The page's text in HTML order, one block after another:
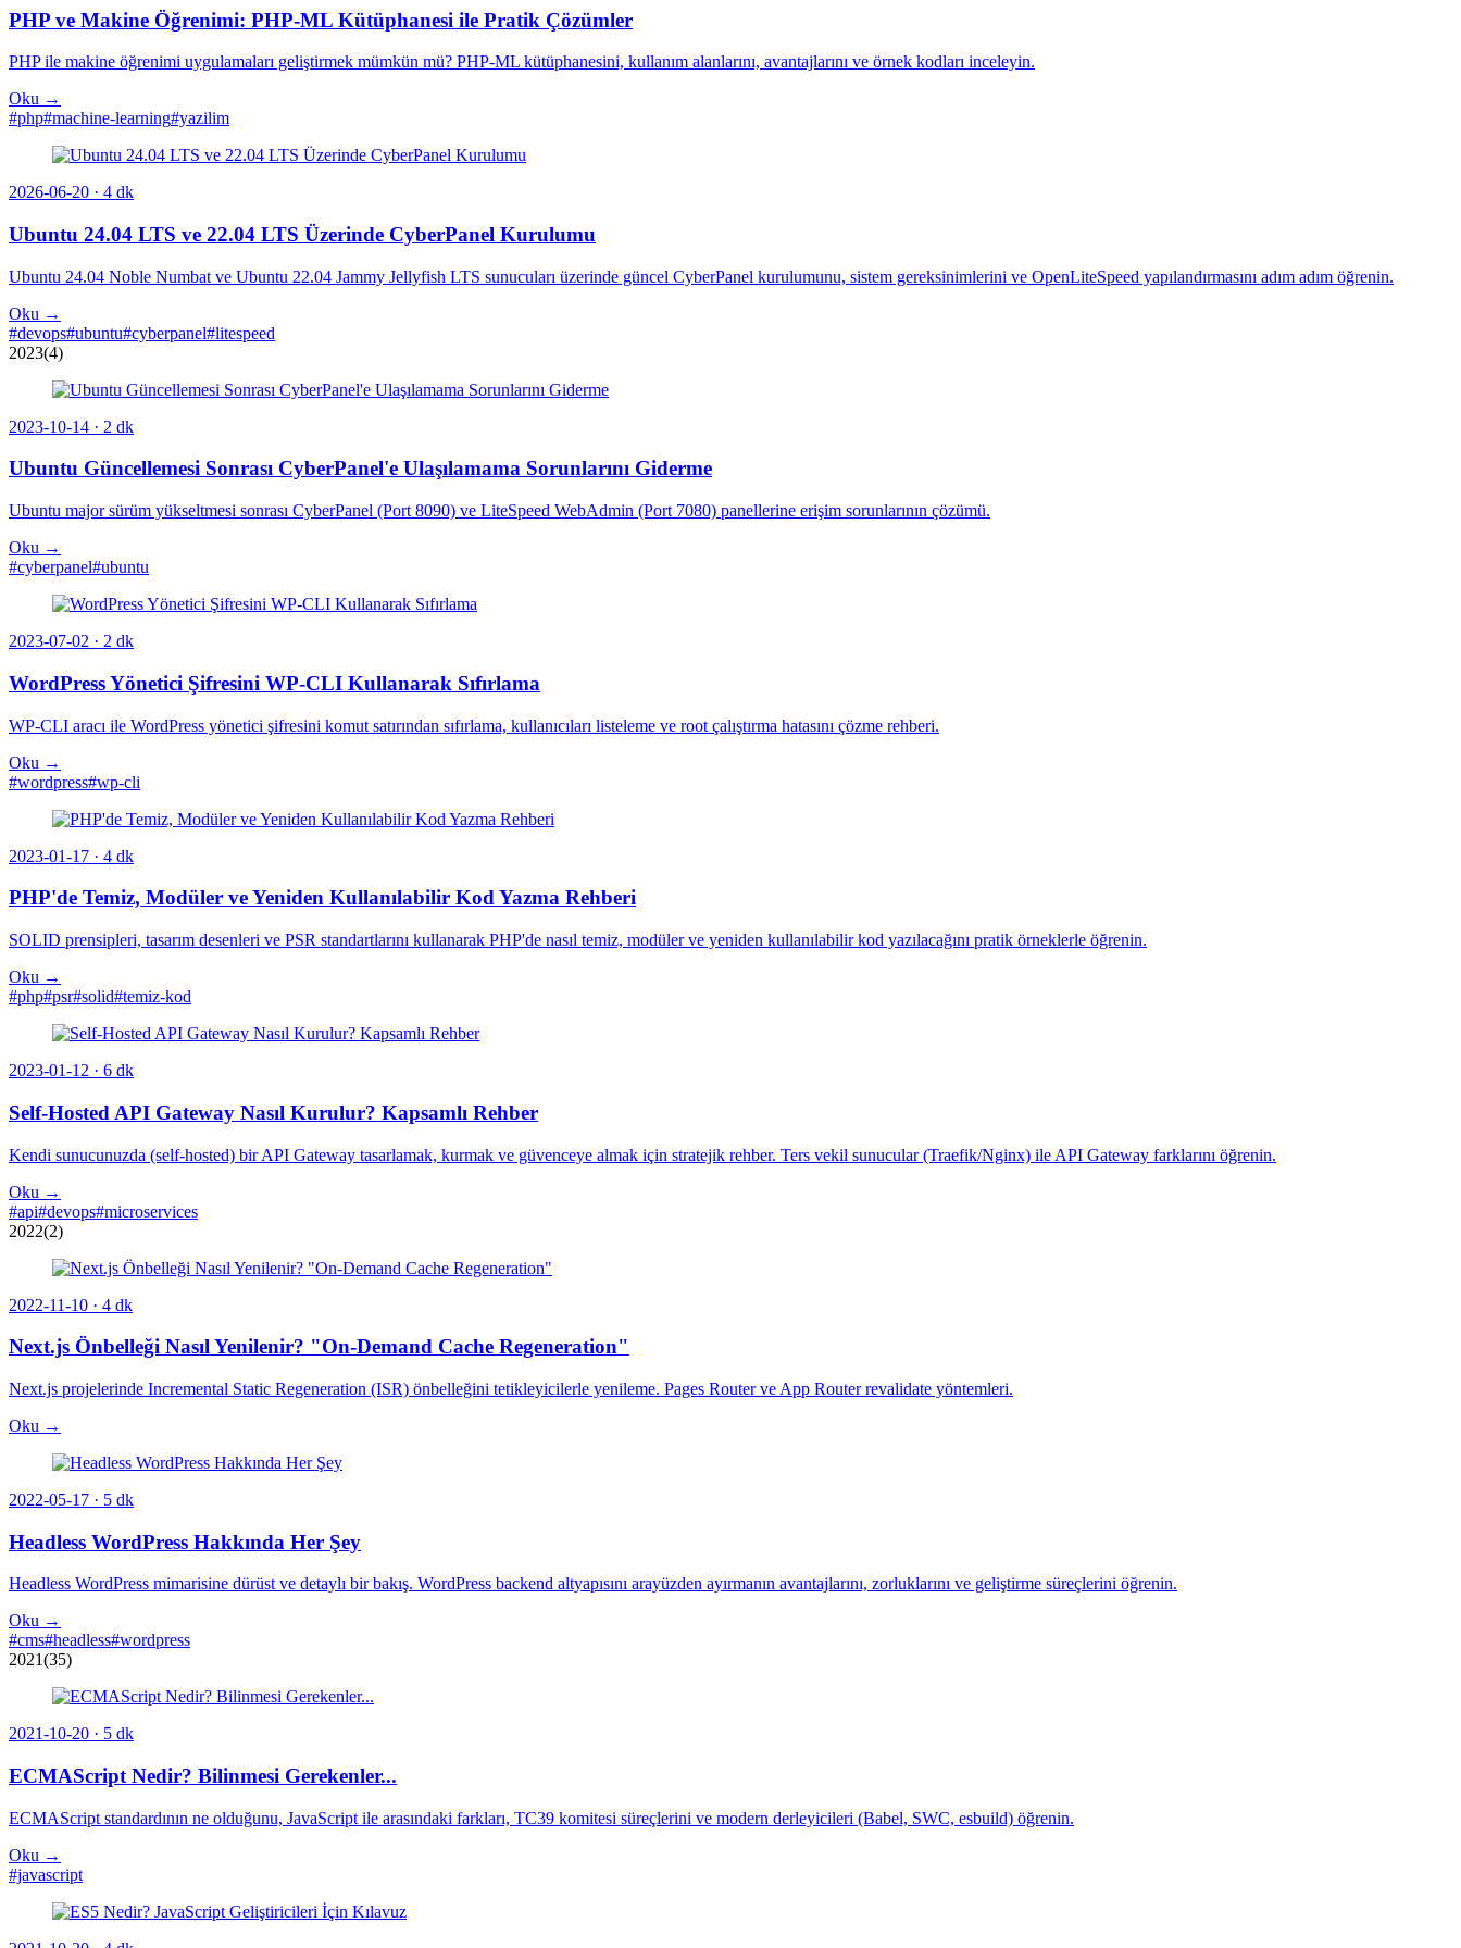
PHP ve Makine Öğrenimi: PHP-ML Kütüphanesi ile Pratik Çözümler
PHP ile makine öğrenimi uygulamaları geliştirmek mümkün mü? PHP-ML kütüphanesini, kullanım alanlarını, avantajlarını ve örnek kodları inceleyin.
Oku →
#php#machine-learning#yazilim
2026-06-20 · 4 dk
Ubuntu 24.04 LTS ve 22.04 LTS Üzerinde CyberPanel Kurulumu
Ubuntu 24.04 Noble Numbat ve Ubuntu 22.04 Jammy Jellyfish LTS sunucuları üzerinde güncel CyberPanel kurulumunu, sistem gereksinimlerini ve OpenLiteSpeed yapılandırmasını adım adım öğrenin.
Oku →
#devops#ubuntu#cyberpanel#litespeed
2023(4)
2023-10-14 · 2 dk
Ubuntu Güncellemesi Sonrası CyberPanel'e Ulaşılamama Sorunlarını Giderme
Ubuntu major sürüm yükseltmesi sonrası CyberPanel (Port 8090) ve LiteSpeed WebAdmin (Port 7080) panellerine erişim sorunlarının çözümü.
Oku →
#cyberpanel#ubuntu
2023-07-02 · 2 dk
WordPress Yönetici Şifresini WP-CLI Kullanarak Sıfırlama
WP-CLI aracı ile WordPress yönetici şifresini komut satırından sıfırlama, kullanıcıları listeleme ve root çalıştırma hatasını çözme rehberi.
Oku →
#wordpress#wp-cli
2023-01-17 · 4 dk
PHP'de Temiz, Modüler ve Yeniden Kullanılabilir Kod Yazma Rehberi
SOLID prensipleri, tasarım desenleri ve PSR standartlarını kullanarak PHP'de nasıl temiz, modüler ve yeniden kullanılabilir kod yazılacağını pratik örneklerle öğrenin.
Oku →
#php#psr#solid#temiz-kod
2023-01-12 · 6 dk
Self-Hosted API Gateway Nasıl Kurulur? Kapsamlı Rehber
Kendi sunucunuzda (self-hosted) bir API Gateway tasarlamak, kurmak ve güvenceye almak için stratejik rehber. Ters vekil sunucular (Traefik/Nginx) ile API Gateway farklarını öğrenin.
Oku →
#api#devops#microservices
2022(2)
2022-11-10 · 4 dk
Next.js Önbelleği Nasıl Yenilenir? "On-Demand Cache Regeneration"
Next.js projelerinde Incremental Static Regeneration (ISR) önbelleğini tetikleyicilerle yenileme. Pages Router ve App Router revalidate yöntemleri.
Oku →
2022-05-17 · 5 dk
Headless WordPress Hakkında Her Şey
Headless WordPress mimarisine dürüst ve detaylı bir bakış. WordPress backend altyapısını arayüzden ayırmanın avantajlarını, zorluklarını ve geliştirme süreçlerini öğrenin.
Oku →
#cms#headless#wordpress
2021(35)
2021-10-20 · 5 dk
ECMAScript Nedir? Bilinmesi Gerekenler...
ECMAScript standardının ne olduğunu, JavaScript ile arasındaki farkları, TC39 komitesi süreçlerini ve modern derleyicileri (Babel, SWC, esbuild) öğrenin.
Oku →
#javascript